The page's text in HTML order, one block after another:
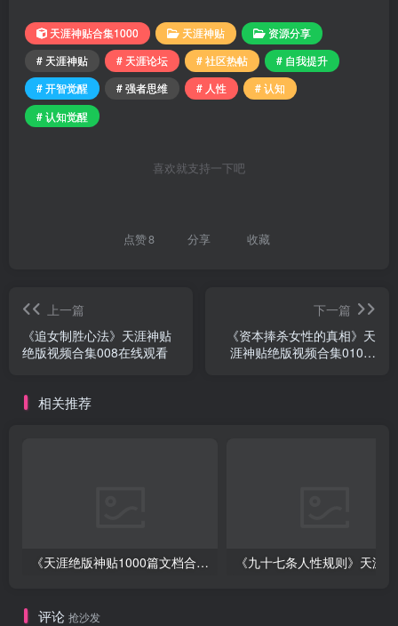
天涯神贴合集1000 天涯神贴
资源分享
# 天涯神贴
# 天涯论坛 # 社区热帖
# 自我提升
# 开智觉醒
# 强者思维 # 人性
# 认知
# 认知觉醒
喜欢就支持一下吧
点赞8 分享 收藏
上一篇
《追女制胜心法》天涯神贴
绝版视频合集008在线观看
下一篇
《资本捧杀女性的真相》天
涯神贴绝版视频合集010在
相关推荐
《天涯绝版神贴1000篇文档合集》深度挖掘神仙级资源下载
评论 抢沙发